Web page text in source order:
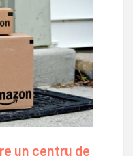
un centru de